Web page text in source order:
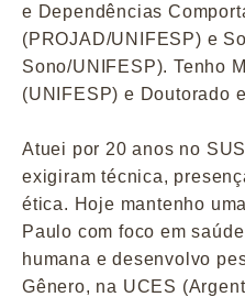
e Dependências
(PROJAD/UNIFESP) e
Sono/UNIFESP). Tenho
(UNIFESP) e Doutorado
Atuei por 20 anos no
exigiram técnica,
ética. Hoje mantenho
Paulo com foco em
humana e desenvolvo
Gênero, na UCES